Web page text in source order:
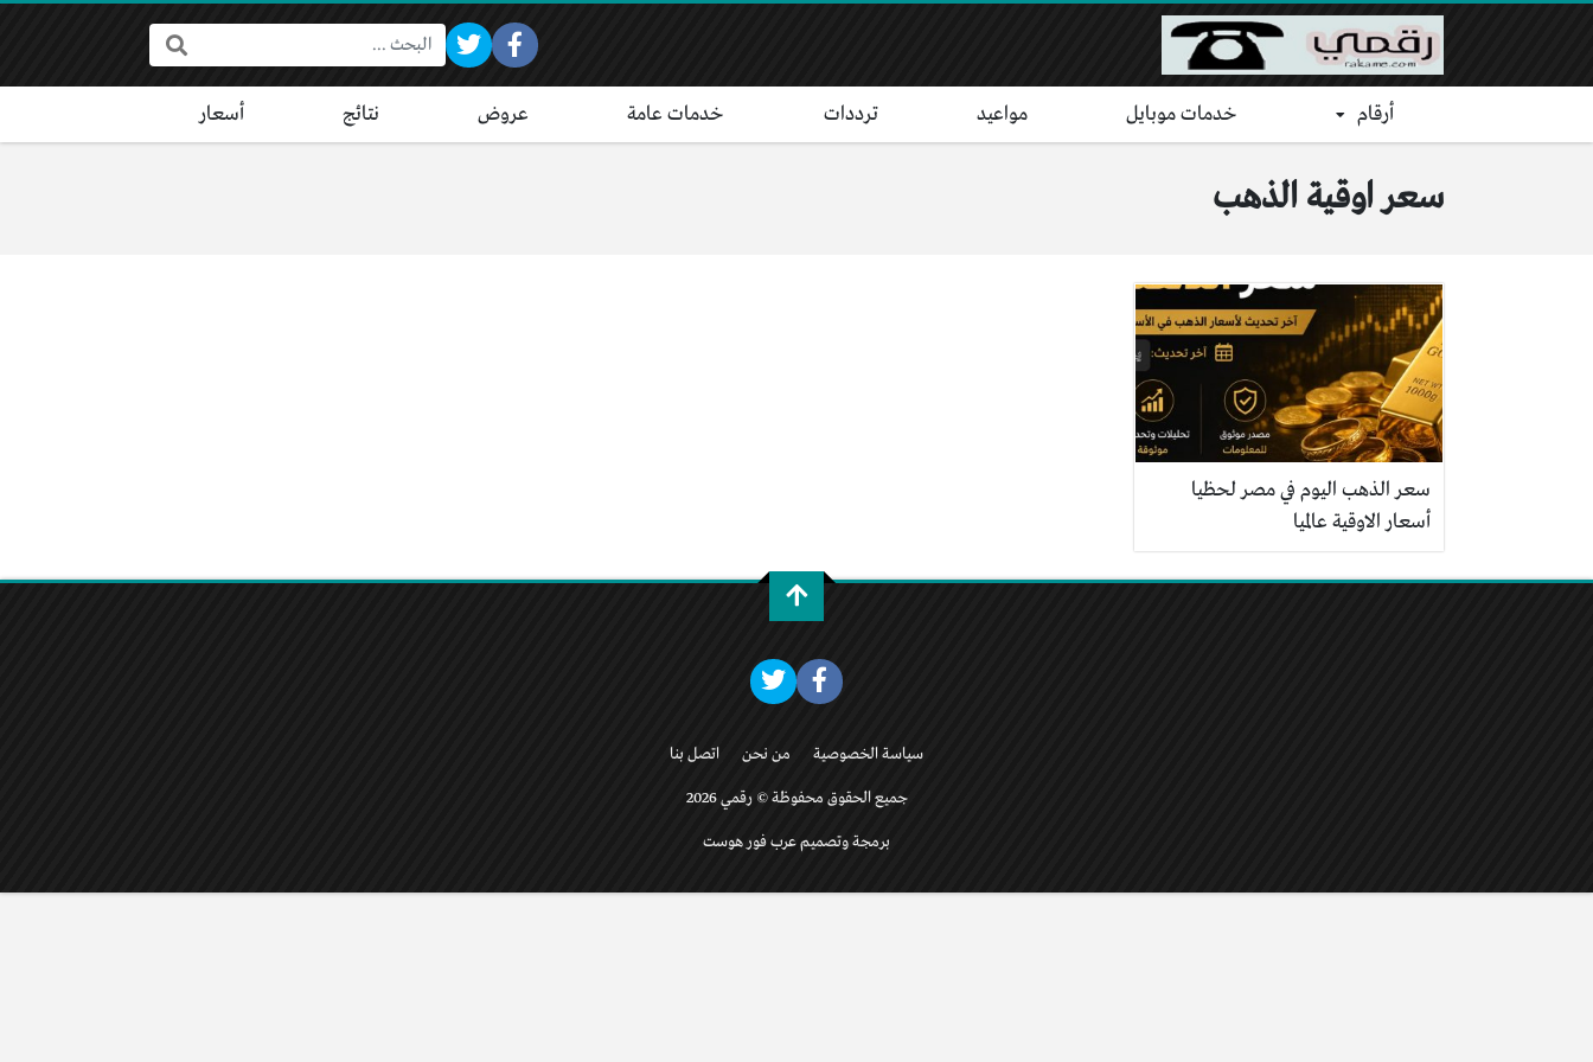
البحث:
أرقام خدمات موبايل مواعيد ترددات خدمات عامة عروض نتائج أسعار
سعر اوقية الذهب
سعر الذهب اليوم في مصر لحظيا
أسعار الاوقية عالميا
سياسة الخصوصية من نحن اتصل بنا
جميع الحقوق محفوظة © رقمي 2026
برمجة وتصميم عرب فور هوست